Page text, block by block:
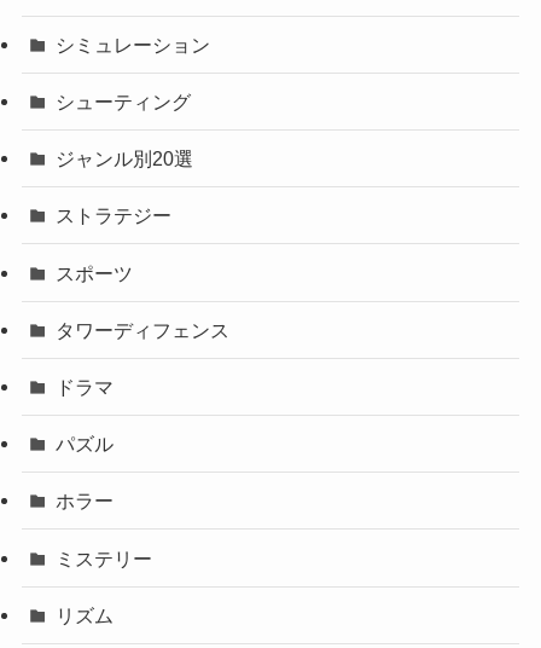
シミュレーション
シューティング
ジャンル別20選
ストラテジー
スポーツ
タワーディフェンス
ドラマ
パズル
ホラー
ミステリー
リズム